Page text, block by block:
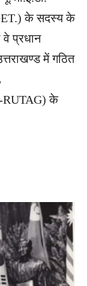
के सदस्य के
प्रधान
में गठित
RUTAG) के